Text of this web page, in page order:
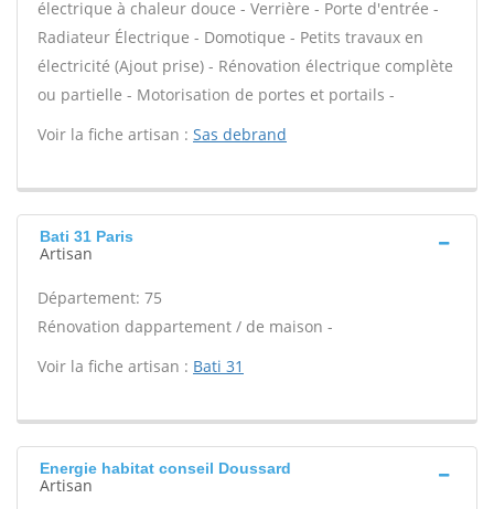
électrique à chaleur douce - Verrière - Porte d'entrée -
Radiateur Électrique - Domotique - Petits travaux en
électricité (Ajout prise) - Rénovation électrique complète
ou partielle - Motorisation de portes et portails -
Voir la fiche artisan : Sas debrand
Bati 31 Paris
Artisan
Département: 75
Rénovation dappartement / de maison -
Voir la fiche artisan : Bati 31
Energie habitat conseil Doussard
Artisan